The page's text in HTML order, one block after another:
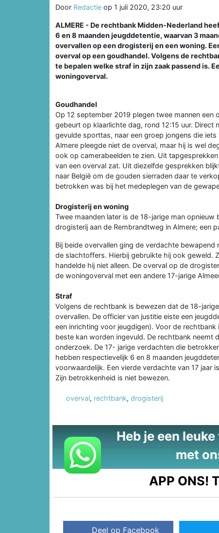
Door Redactie op 1 juli 2020, 23:20 uur
ALMERE - De rechtbank Midden-Nederland
6 en 8 maanden jeugddetentie, waarvan 3
overvallen op een drogisterij en een woning.
overval op een goudhandel. Volgens de
te bepalen welke straf in zijn zaak passend is.
woningoverval.
Goudhandel
Op 12 september 2019 plegen twee mannen
gebeurt op klaarlichte dag, rond 12:15 uur.
gevulde sporttas, naar een groep jongens die
Almere pleegde niet de overval, maar hij is wel
ook op camerabeelden te zien. Uit
van een overval zat. Uit diezelfde gesprekken
naar België om de gouden sierraden daar te
betrokken was bij het medeplegen van de
Drogisterij en woning
Twee maanden later is de 18-jarige man
drogisterij aan de Rembrandtweg in Almere; een
Bij beide overvallen ging de verdachte
de slachtoffers. Hierbij gebruikte hij ook geweld.
handelde hij niet alleen. De overval op de
de woningoverval met een andere 17-jarige
Straf
Volgens de rechtbank is bewezen dat de 18-
overvallen. De officier van justitie eiste een
een inrichting voor jeugdigen). Voor de
beste kan worden ingevuld. De rechtbank neemt
onderzoek. De 17- jarige verdachten die
hebben respectievelijk 6 en 8 maanden
voorwaardelijk. Een vierde verdachte van 17
Zijn betrokkenheid is niet bewezen.
overval, rechtbank, drogisterij
Heb je een
met
APP ONS!
Deel op Facebook